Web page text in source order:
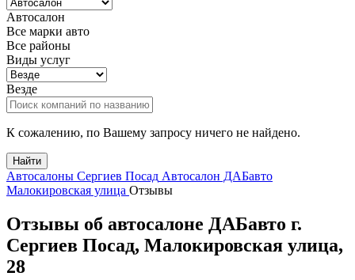
Автосалон
Все марки авто
Все районы
Виды услуг
Везде
К сожалению, по Вашему запросу ничего не найдено.
Найти
Автосалоны Сергиев Посад Автосалон ДАБавто
Малокировская улица Отзывы
Отзывы об автосалоне ДАБавто г.
Сергиев Посад, Малокировская улица,
28